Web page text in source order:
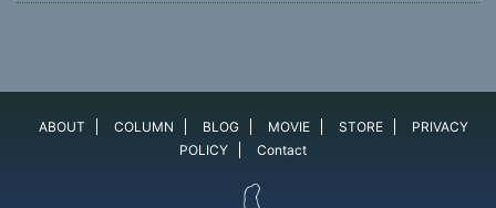
ABOUT COLUMN BLOG MOVIE STORE
PRIVACY
POLICY
Contact